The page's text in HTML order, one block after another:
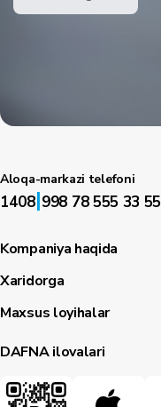
Aloqa-markazi telefoni
1408|998 78 555 33 55
Kompaniya haqida
Xaridorga
Maxsus loyihalar
DAFNA ilovalari